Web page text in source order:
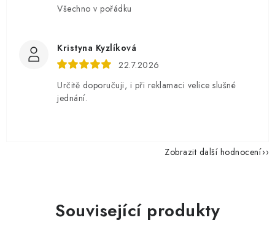
Všechno v pořádku
Kristyna Kyzlíková
22.7.2026
Určitě doporučuji, i při reklamaci velice slušné
jednání.
Zobrazit další hodnocení
Související produkty